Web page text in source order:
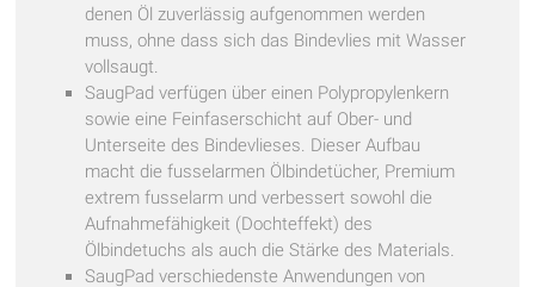
denen Öl zuverlässig aufgenommen werden
muss, ohne dass sich das Bindevlies mit Wasser
vollsaugt.
SaugPad verfügen über einen Polypropylenkern
sowie eine Feinfaserschicht auf Ober- und
Unterseite des Bindevlieses. Dieser Aufbau
macht die fusselarmen Ölbindetücher, Premium
extrem fusselarm und verbessert sowohl die
Aufnahmefähigkeit (Dochteffekt) des
Ölbindetuchs als auch die Stärke des Materials.
SaugPad verschiedenste Anwendungen von